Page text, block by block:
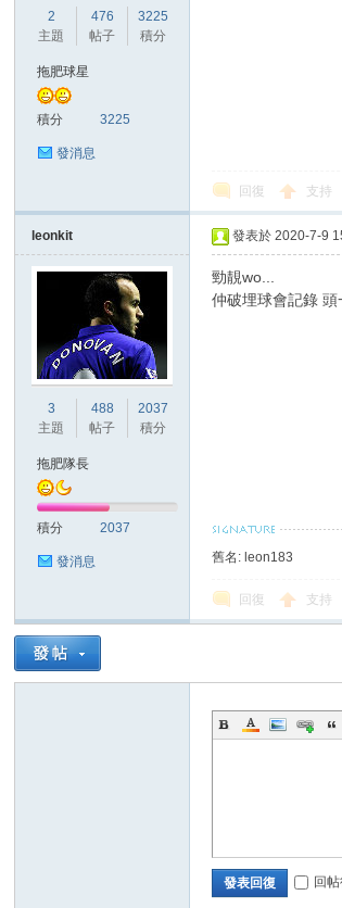
2
主題
476
帖子
3225
積分
拖肥球星
積分 3225
發消息
回復 支持
leonkit
3
主題
488
帖子
2037
積分
拖肥隊長
積分 2037
發消息
發表於 2020-7-9
勁靚wo...
仲破埋球會記錄
舊名: leon183
回復 支持
發表回復 回